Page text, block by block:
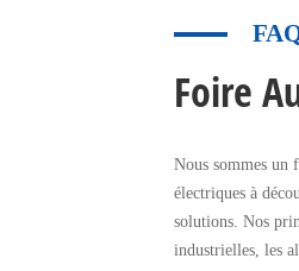
Foire
Nous sommes un
électriques à
solutions. Nos
industrielles, les